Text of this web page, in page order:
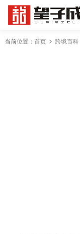
当前位置： 首页 跨境百科